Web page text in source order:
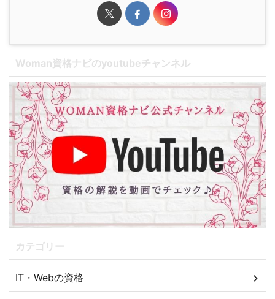
Woman資格ナビのyoutubeチャンネル
カテゴリー
IT・Webの資格